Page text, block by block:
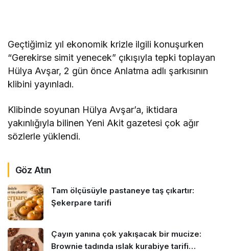
Geçtiğimiz yıl ekonomik krizle ilgili konuşurken
“Gerekirse simit yenecek” çıkışıyla tepki toplayan
Hülya Avşar, 2 gün önce Anlatma adlı şarkısının
klibini yayınladı.
Klibinde soyunan Hülya Avşar’a, iktidara
yakınlığıyla bilinen Yeni Akit gazetesi çok ağır
sözlerle yüklendi.
Göz Atın
Tam ölçüsüyle pastaneye taş çıkartır:
Şekerpare tarifi
Çayın yanına çok yakışacak bir mucize:
Brownie tadında ıslak kurabiye tarifi…